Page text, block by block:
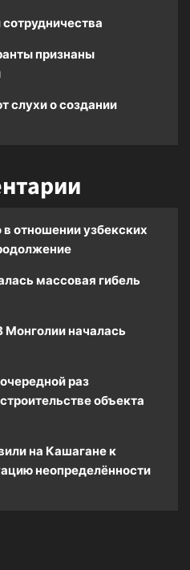
признаны
слухи о создании
в отношении узбекских
массовая гибель
Монголии началась
раз
объекта
на Кашагане к
неопределённости